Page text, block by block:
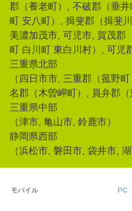
郡（養老町）, 不破郡（垂
町 安八町）, 揖斐郡（揖斐
美濃加茂市, 可児市, 賀茂郡
町 白川町 東白川村）, 可児
三重県北部
（四日市市, 三重郡（菰野
名郡（木曽岬町）, 員弁郡（
三重県中部
（津市, 亀山市, 鈴鹿市）
静岡県西部
（浜松市, 磐田市, 袋井市, 湖
モバイル PC